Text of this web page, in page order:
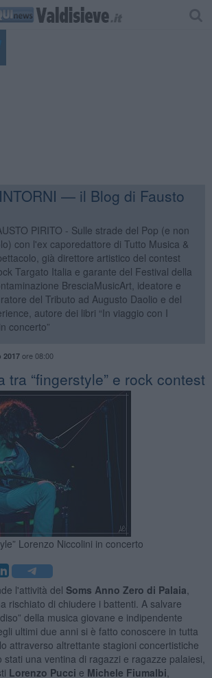
— il Blog di Fausto
PIRITO - Sulle strade del Pop (e non
con l'ex caporedattore di Tutto Musica &
già direttore artistico del contest
Targato Italia e garante del Festival della
BresciaMusicArt, ideatore e
del Tributo ad Augusto Daolio e del
autore dei libri “In viaggio con I
concerto”
2017ore 08:00
tra “fingerstyle” e rock contest
Lorenzo Niccolini in concerto
l'attività del Soms Anno Zero di Palaia
rischiato di chiudere i battenti. A salvare
della musica giovane e indipendente
ultimi due anni si è fatto conoscere in tutta
attraverso altrettante stagioni concertistiche
una ventina di ragazzi e ragazze palaiesi,
Lorenzo Pucci e Michele Fiumalbi